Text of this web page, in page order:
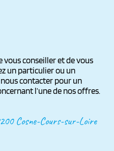
vous conseiller et de vous
un particulier ou un
contacter pour un
l’une de nos offres.
Cosne-Cours-sur-Loire